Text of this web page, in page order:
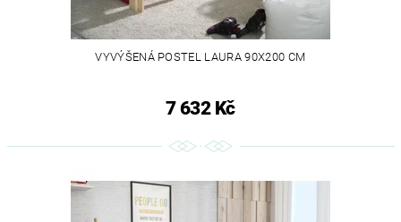
VYVÝŠENÁ POSTEL LAURA 90X200 CM
7 632 Kč